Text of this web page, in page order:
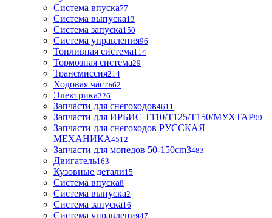
Система впуска77
Система выпуска13
Система запуска150
Система управления96
Топливная система114
Тормозная система29
Трансмиссия214
Ходовая часть62
Электрика226
Запчасти для снегоходов4611
Запчасти для ИРБИС T110/T125/T150/МУХТАР99
Запчасти для снегоходов РУССКАЯ
МЕХАНИКА4512
Запчасти для мопедов 50-150cm3483
Двигатель163
Кузовные детали15
Система впуска8
Система выпуска2
Система запуска16
Система управления47